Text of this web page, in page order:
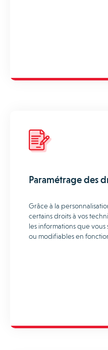
Paramétrage des
Grâce à la
certains droits à vos
les informations que
ou modifiables en